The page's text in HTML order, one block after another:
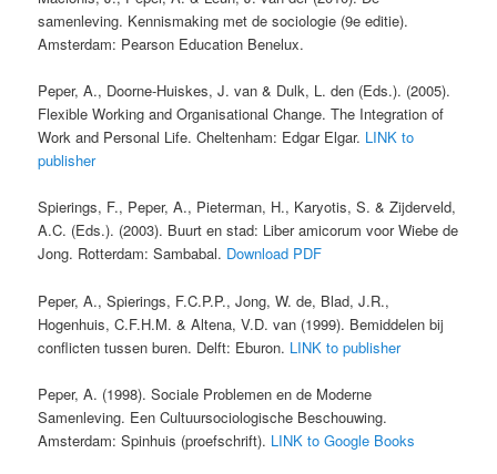
samenleving. Kennismaking met de sociologie (9e editie).
Amsterdam: Pearson Education Benelux.
Peper, A., Doorne-Huiskes, J. van & Dulk, L. den (Eds.). (2005).
Flexible Working and Organisational Change. The Integration of
Work and Personal Life. Cheltenham: Edgar Elgar. LINK to
publisher
Spierings, F., Peper, A., Pieterman, H., Karyotis, S. & Zijderveld,
A.C. (Eds.). (2003). Buurt en stad: Liber amicorum voor Wiebe de
Jong. Rotterdam: Sambabal. Download PDF
Peper, A., Spierings, F.C.P.P., Jong, W. de, Blad, J.R.,
Hogenhuis, C.F.H.M. & Altena, V.D. van (1999). Bemiddelen bij
conflicten tussen buren. Delft: Eburon. LINK to publisher
Peper, A. (1998). Sociale Problemen en de Moderne
Samenleving. Een Cultuursociologische Beschouwing.
Amsterdam: Spinhuis (proefschrift). LINK to Google Books